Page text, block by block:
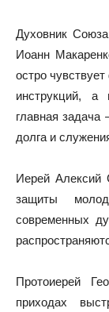
Духовник
Иоанн
остро
инструкций, а
главная
долга и
Иерей Алексий
защиты
современных
Протоиерей
приходах